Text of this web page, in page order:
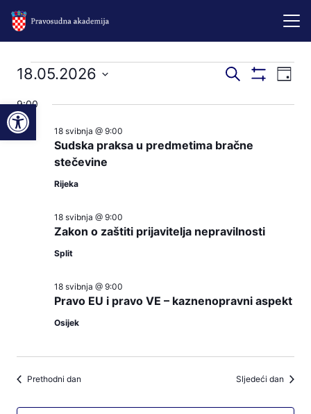
Open toolbar
Događaji
for
18.05.2026
Događaji
Pretraži Dan
18.05.2026
datum.
9:00
Sudska praksa u predmetima bračne
stečevine
18 svibnja @ 9:00
Rijeka
Zakon o zaštiti prijavitelja nepravilnosti
18 svibnja @ 9:00
Split
Pravo EU i pravo VE – kaznenopravni aspekt
18 svibnja @ 9:00
Osijek
Prethodni dan Sljedeći dan